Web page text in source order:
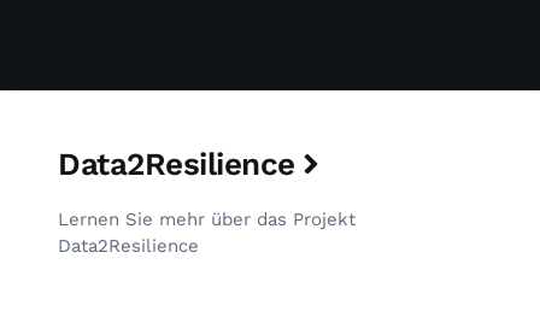
Data2Resilience
Lernen Sie mehr über das Projekt
Data2Resilience